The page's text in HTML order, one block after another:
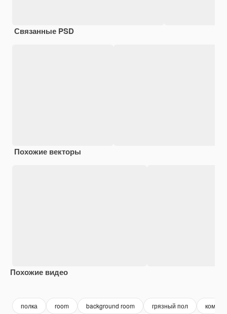
Связанные PSD
Похожие векторы
Похожие видео
полка room background room грязный пол